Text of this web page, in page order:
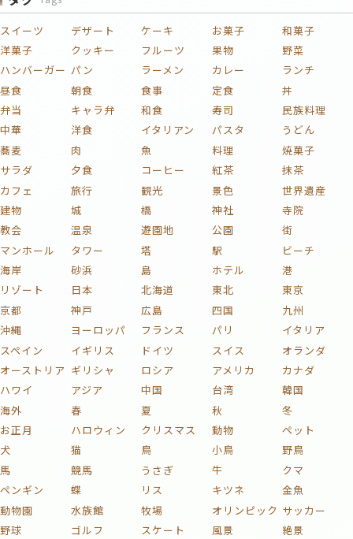
スイーツ デザート ケーキ お菓子
和菓子
洋菓子
クッキー フルーツ 果物
野菜
ハンバーガー パン ラーメン カレー
ランチ
昼食
朝食 食事 定食
丼
弁当
キャラ弁 和食 寿司
民族料理
中華
洋食 イタリアン パスタ
うどん
蕎麦
肉 魚 料理
焼菓子
サラダ
夕食 コーヒー 紅茶
抹茶
カフェ
旅行 観光 景色
世界遺産
建物
城 橋 神社
寺院
教会
温泉 遊園地 公園
街
マンホール
タワー 塔 駅
ビーチ
海岸
砂浜 島 ホテル
港
リゾート
日本 北海道 東北
東京
京都
神戸 広島 四国
九州
沖縄
ヨーロッパ フランス パリ
イタリア
スペイン
イギリス ドイツ スイス
オランダ
オーストリア ギリシャ ロシア アメリカ
カナダ
ハワイ
アジア 中国 台湾
韓国
海外
春 夏 秋
冬
お正月
ハロウィン クリスマス 動物
ペット
犬
猫 鳥 小鳥
野鳥
馬
競馬 うさぎ 牛
クマ
ペンギン
蝶 リス キツネ
金魚
動物園
水族館 牧場 オリンピック サッカー
野球
ゴルフ スケート 風景
絶景